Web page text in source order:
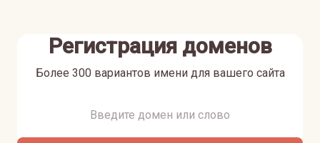
Регистрация доменов
Более 300 вариантов имени для вашего сайта